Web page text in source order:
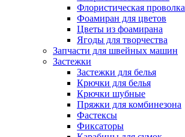
Флористическая проволка
Фоамиран для цветов
Цветы из фоамирана
Ягоды для творчества
Запчасти для швейных машин
Застежки
Застежки для белья
Крючки для белья
Крючки шубные
Пряжки для комбинезона
Фастексы
Фиксаторы